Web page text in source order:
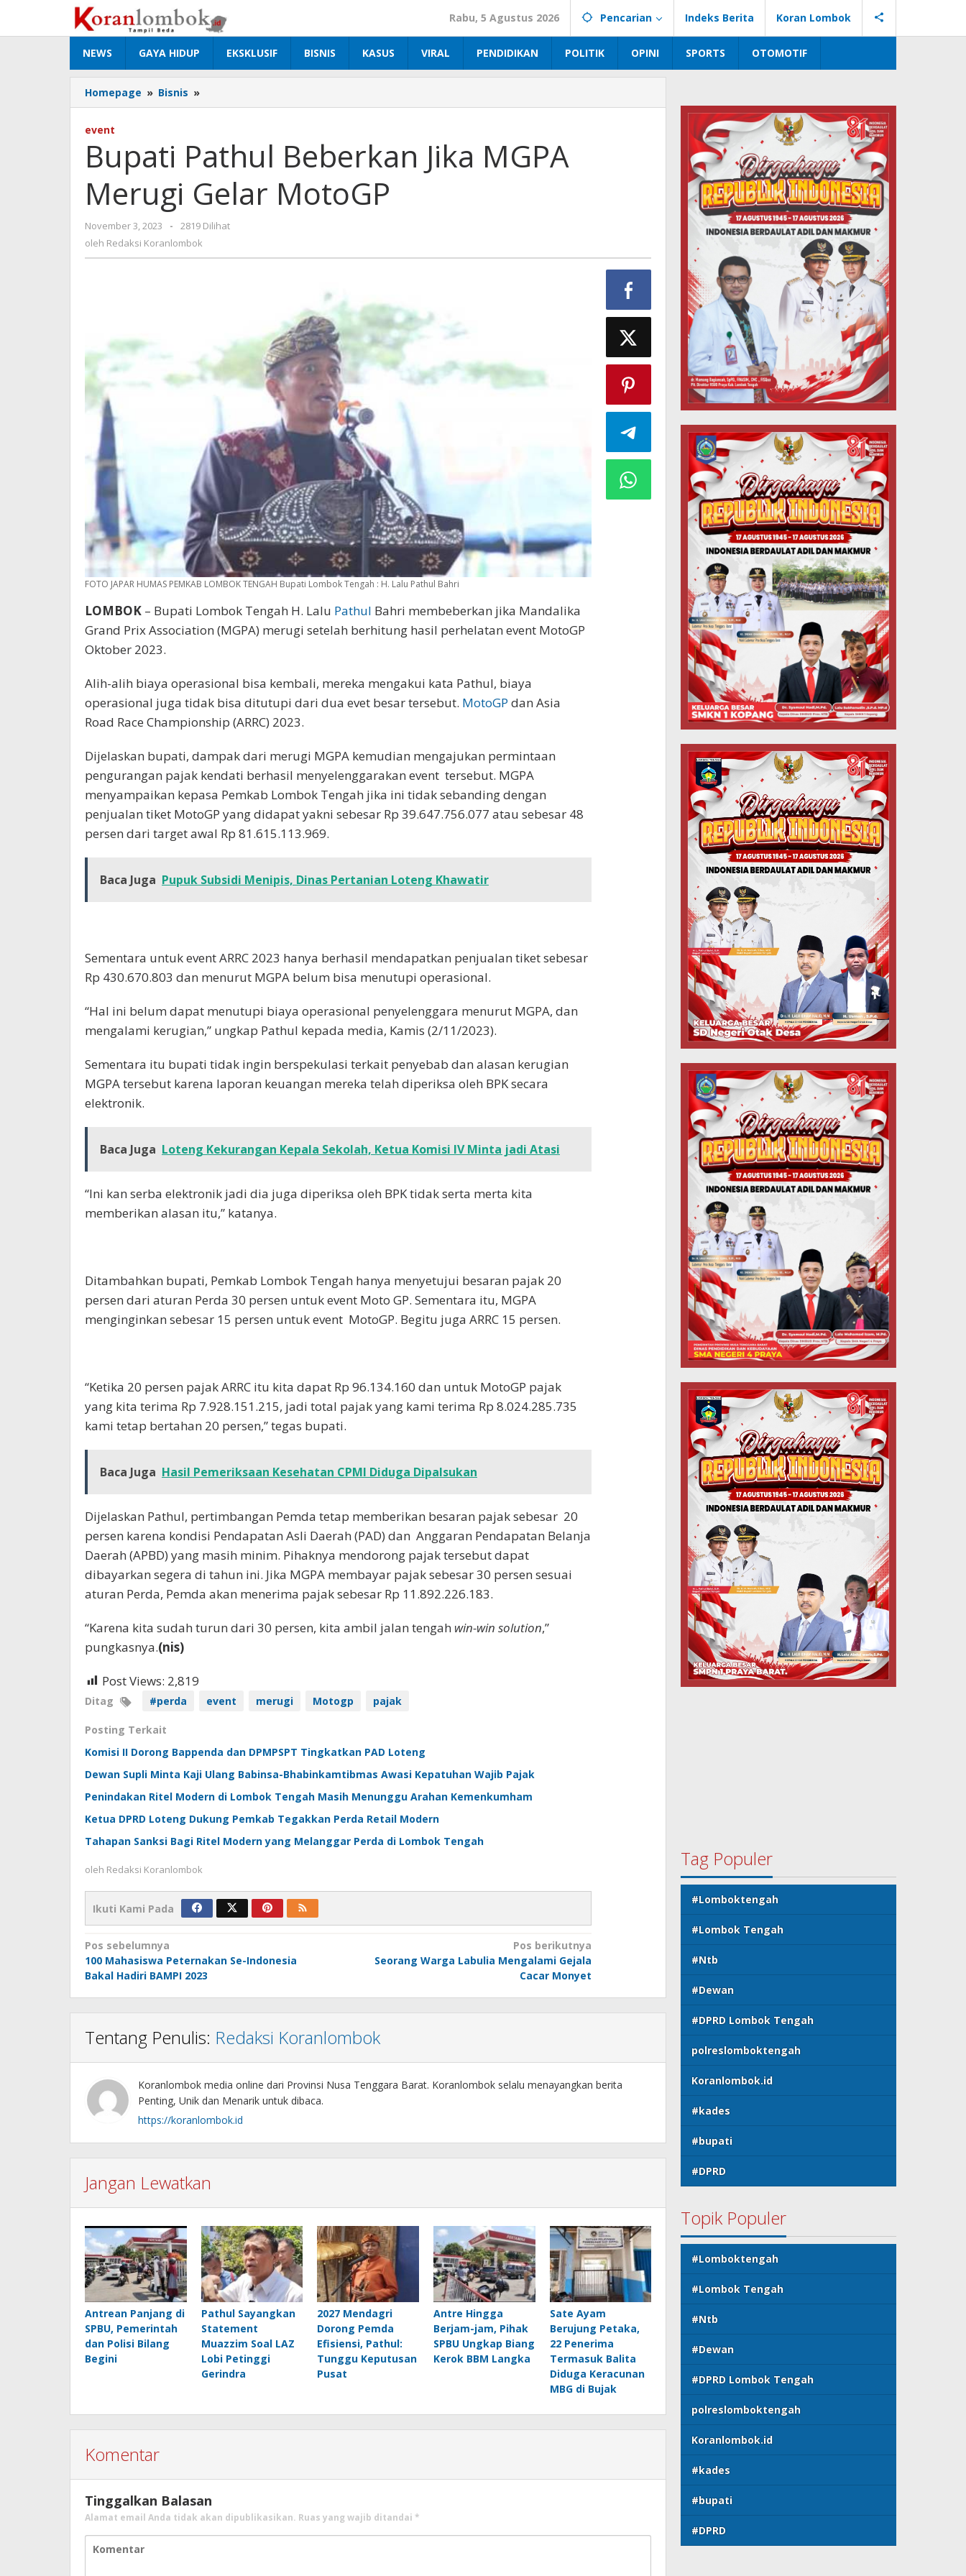
konten
Rabu, 5 Agustus 2026 Pencarian Indeks Berita Koran Lombok
NEWS GAYA HIDUP EKSKLUSIF BISNIS KASUS VIRAL PENDIDIKAN POLITIK OPINI SPORTS OTOMOTIF
Homepage » Bisnis »
Pathul
MGPA
Merugi
Gelar
MotoGP
event
Bupati Pathul Beberkan Jika MGPA
Merugi Gelar MotoGP
November 3, 2023
oleh
Redaksi
-
2819 Dilihat
oleh Redaksi Koranlombok
FOTO JAPAR HUMAS PEMKAB LOMBOK TENGAH Bupati Lombok Tengah : H. Lalu Pathul Bahri
LOMBOK – Bupati Lombok Tengah H. Lalu Pathul Bahri membeberkan jika Mandalika
Grand Prix Association (MGPA) merugi setelah berhitung hasil perhelatan event MotoGP
Oktober 2023.
Alih-alih biaya operasional bisa kembali, mereka mengakui kata Pathul, biaya
operasional juga tidak bisa ditutupi dari dua evet besar tersebut. MotoGP dan Asia
Road Race Championship (ARRC) 2023.
Dijelaskan bupati, dampak dari merugi MGPA kemudian mengajukan permintaan
pengurangan pajak kendati berhasil menyelenggarakan event tersebut. MGPA
menyampaikan kepasa Pemkab Lombok Tengah jika ini tidak sebanding dengan
penjualan tiket MotoGP yang didapat yakni sebesar Rp 39.647.756.077 atau sebesar 48
persen dari target awal Rp 81.615.113.969.
Baca Juga Pupuk Subsidi Menipis, Dinas Pertanian Loteng Khawatir
Sementara untuk event ARRC 2023 hanya berhasil mendapatkan penjualan tiket sebesar
Rp 430.670.803 dan menurut MGPA belum bisa menutupi operasional.
“Hal ini belum dapat menutupi biaya operasional penyelenggara menurut MGPA, dan
mengalami kerugian,” ungkap Pathul kepada media, Kamis (2/11/2023).
Sementara itu bupati tidak ingin berspekulasi terkait penyebab dan alasan kerugian
MGPA tersebut karena laporan keuangan mereka telah diperiksa oleh BPK secara
elektronik.
Baca Juga Loteng Kekurangan Kepala Sekolah, Ketua Komisi IV Minta jadi Atasi
“Ini kan serba elektronik jadi dia juga diperiksa oleh BPK tidak serta merta kita
memberikan alasan itu,” katanya.
Ditambahkan bupati, Pemkab Lombok Tengah hanya menyetujui besaran pajak 20
persen dari aturan Perda 30 persen untuk event Moto GP. Sementara itu, MGPA
menginginkan sebesar 15 persen untuk event MotoGP. Begitu juga ARRC 15 persen.
“Ketika 20 persen pajak ARRC itu kita dapat Rp 96.134.160 dan untuk MotoGP pajak
yang kita terima Rp 7.928.151.215, jadi total pajak yang kami terima Rp 8.024.285.735
kami tetap bertahan 20 persen,” tegas bupati.
Baca Juga Hasil Pemeriksaan Kesehatan CPMI Diduga Dipalsukan
Dijelaskan Pathul, pertimbangan Pemda tetap memberikan besaran pajak sebesar 20
persen karena kondisi Pendapatan Asli Daerah (PAD) dan Anggaran Pendapatan Belanja
Daerah (APBD) yang masih minim. Pihaknya mendorong pajak tersebut dapat
dibayarkan segera di tahun ini. Jika MGPA membayar pajak sebesar 30 persen sesuai
aturan Perda, Pemda akan menerima pajak sebesar Rp 11.892.226.183.
“Karena kita sudah turun dari 30 persen, kita ambil jalan tengah win-win solution,”
pungkasnya.(nis)
Post Views: 2,819
Ditag #perda event merugi Motogp pajak
Posting Terkait
Komisi II Dorong Bappenda dan DPMPSPT Tingkatkan PAD Loteng
Dewan Supli Minta Kaji Ulang Babinsa-Bhabinkamtibmas Awasi Kepatuhan Wajib Pajak
Penindakan Ritel Modern di Lombok Tengah Masih Menunggu Arahan Kemenkumham
Ketua DPRD Loteng Dukung Pemkab Tegakkan Perda Retail Modern
Tahapan Sanksi Bagi Ritel Modern yang Melanggar Perda di Lombok Tengah
oleh Redaksi Koranlombok
Ikuti Kami Pada
Navigasi
pos
Pos sebelumnya
100 Mahasiswa Peternakan Se-Indonesia
Bakal Hadiri BAMPI 2023
Pos berikutnya
Seorang Warga Labulia Mengalami Gejala
Cacar Monyet
Tentang Penulis: Redaksi Koranlombok
Koranlombok media online dari Provinsi Nusa Tenggara Barat. Koranlombok selalu menayangkan berita
Penting, Unik dan Menarik untuk dibaca.
https://koranlombok.id
Jangan Lewatkan
Antrean Panjang di
SPBU, Pemerintah
dan Polisi Bilang
Begini
Pathul Sayangkan
Statement
Muazzim Soal LAZ
Lobi Petinggi
Gerindra
2027 Mendagri
Dorong Pemda
Efisiensi, Pathul:
Tunggu Keputusan
Pusat
Antre Hingga
Berjam-jam, Pihak
SPBU Ungkap Biang
Kerok BBM Langka
Sate Ayam
Berujung Petaka,
22 Penerima
Termasuk Balita
Diduga Keracunan
MBG di Bujak
Komentar
Tinggalkan Balasan
Alamat email Anda tidak akan dipublikasikan. Ruas yang wajib ditandai *
Tag Populer
#Lomboktengah
#Lombok Tengah
#Ntb
#Dewan
#DPRD Lombok Tengah
polreslomboktengah
Koranlombok.id
#kades
#bupati
#DPRD
Topik Populer
#Lomboktengah
#Lombok Tengah
#Ntb
#Dewan
#DPRD Lombok Tengah
polreslomboktengah
Koranlombok.id
#kades
#bupati
#DPRD